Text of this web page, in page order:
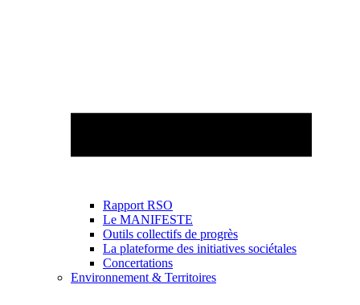
Rapport RSO
Le MANIFESTE
Outils collectifs de progrès
La plateforme des initiatives sociétales
Concertations
Environnement & Territoires